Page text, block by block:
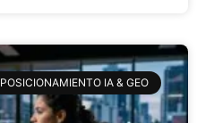
POSICIONAMIENTO IA & GEO